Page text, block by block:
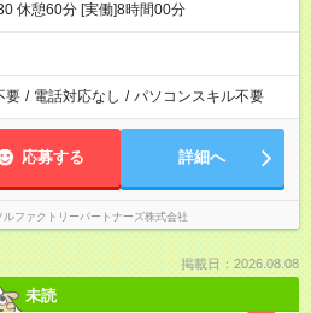
休憩60分 [実働]8時間00分
要 / 電話対応なし / パソコンスキル不要
応募する 詳細へ
ルファクトリーパートナーズ株式会社
掲載日：2026.08.08
未読